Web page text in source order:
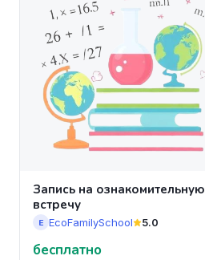
Запись на ознакомительную
встречу
E EcoFamilySchool 5.0
бесплатно